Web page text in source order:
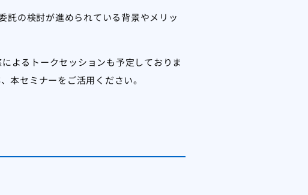
託の検討が進められている背景やメリッ
よるトークセッションも予定しておりま
本セミナーをご活用ください。